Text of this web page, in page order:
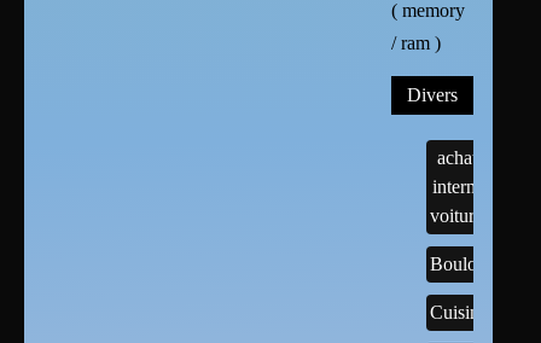
( memory
/ ram )
Divers
achats
internet
voitures
Boulots
Cuisine